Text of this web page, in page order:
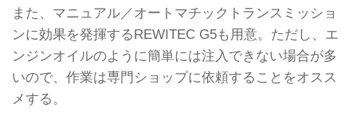
また、マニュアル／オートマチックトランスミッショ
ンに効果を発揮するREWITEC G5も用意。ただし、エ
ンジンオイルのように簡単には注入できない場合が多
いので、作業は専門ショップに依頼することをオスス
メする。